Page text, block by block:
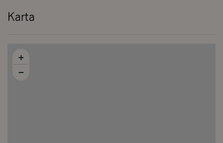
Karta
+
−